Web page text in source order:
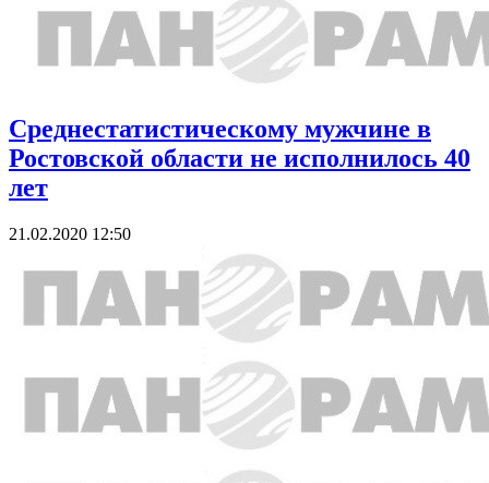
Среднестатистическому мужчине в
Ростовской области не исполнилось 40
лет
21.02.2020 12:50